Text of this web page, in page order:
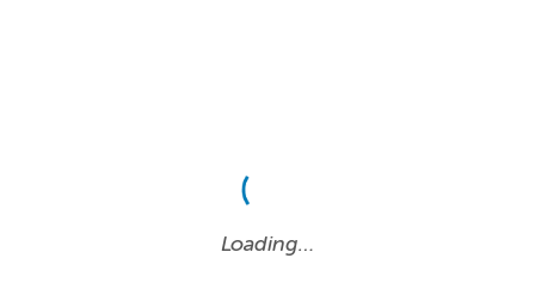
Loading…